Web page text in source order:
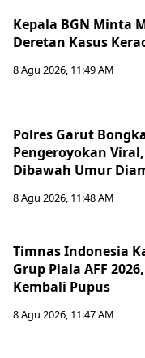
Kepala BGN Minta
Deretan Kasus
8 Agu 2026, 11:49 AM
Polres Garut
Pengeroyokan
Dibawah Umur
8 Agu 2026, 11:48 AM
Timnas Indonesia
Grup Piala AFF
Kembali Pupus
8 Agu 2026, 11:47 AM